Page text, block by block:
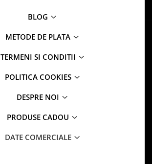
BLOG
METODE DE PLATA
TERMENI SI CONDITII
POLITICA COOKIES
DESPRE NOI
PRODUSE CADOU
DATE COMERCIALE